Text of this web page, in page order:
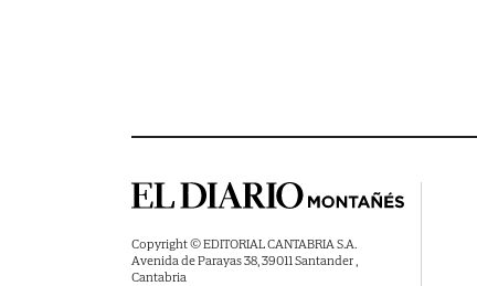
Copyright © EDITORIAL CANTABRIA S.A.
Avenida de Parayas 38, 39011 Santander ,
Cantabria